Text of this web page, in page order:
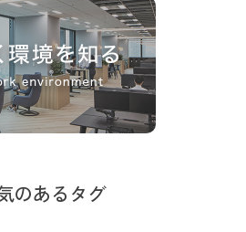
のあるタグ